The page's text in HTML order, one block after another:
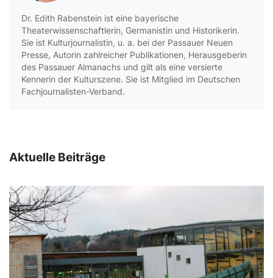
Dr. Edith Rabenstein ist eine bayerische
Theaterwissenschaftlerin, Germanistin und Historikerin.
Sie ist Kulturjournalistin, u. a. bei der Passauer Neuen
Presse, Autorin zahlreicher Publikationen, Herausgeberin
des Passauer Almanachs und gilt als eine versierte
Kennerin der Kulturszene. Sie ist Mitglied im Deutschen
Fachjournalisten-Verband.
Aktuelle Beiträge